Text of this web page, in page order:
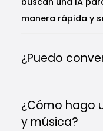
manera rápida y
¿Puedo
¿Cómo hago
y música?